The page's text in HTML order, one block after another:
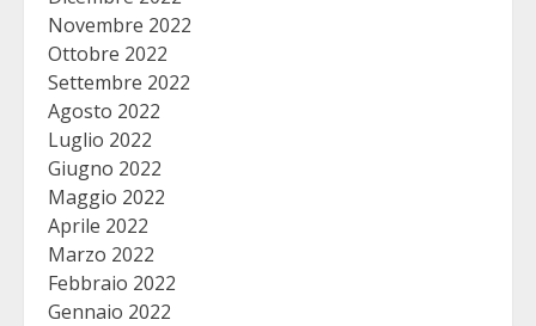
Novembre 2022
Ottobre 2022
Settembre 2022
Agosto 2022
Luglio 2022
Giugno 2022
Maggio 2022
Aprile 2022
Marzo 2022
Febbraio 2022
Gennaio 2022